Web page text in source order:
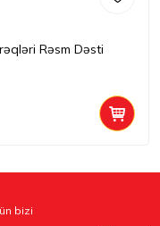
Rəsm Dəsti
bizi